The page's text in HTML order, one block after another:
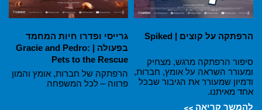
הרפתקה על קוצים | Spiked
סיפור הרפתקה מרגש, מצחיק
ומעורר השראה על אומץ, חברות,
ודמיון שמעורר את הגיבור שבכל
אחד מאיתנו.
להמשך קריאה
גרייסי ופדרו חיות המחמד
בפעולה | Gracie and Pedro:
Pets to the Rescue
הרפתקה של חברות, אומץ והמון
פרווה – לכל המשפחה